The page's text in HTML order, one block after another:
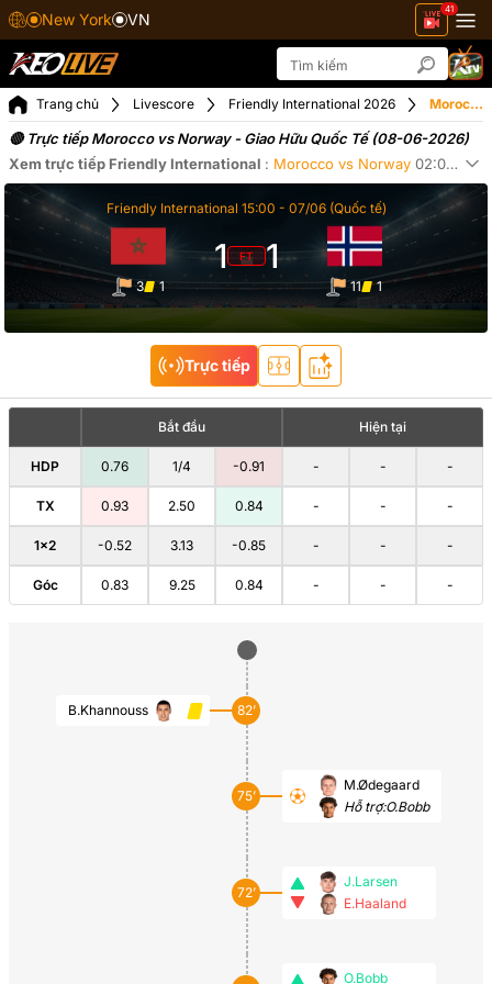
New York VN
41
Trang chủ Livescore Friendly International 2026 Morocco vs Norway ngày 08-06-2026
🔴 Trực tiếp Morocco vs Norway - Giao Hữu Quốc Tế (08-06-2026)
Xem trực tiếp Friendly International : Morocco vs Norway 02:00
Friendly International 15:00 - 07/06(Quốc tế)
3 1
1 FT 1
11 1
Trực tiếp
Bắt đầu Hiện tại
HDP 0.76 1/4 -0.91 - - -
TX 0.93 2.50 0.84 - - -
1×2 -0.52 3.13 -0.85 - - -
Góc 0.83 9.25 0.84 - - -
B.Khannouss 82’
75’
M.Ødegaard
Hỗ trợ:O.Bobb
72’
J.Larsen
E.Haaland
O.Bobb